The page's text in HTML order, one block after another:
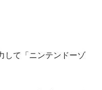
して「ニンテンドーゾ